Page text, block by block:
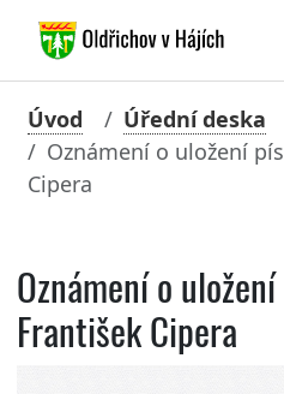
Úvod
Úřední deska
Oznámení o uložení
Cipera
Oznámení o
František Cipera